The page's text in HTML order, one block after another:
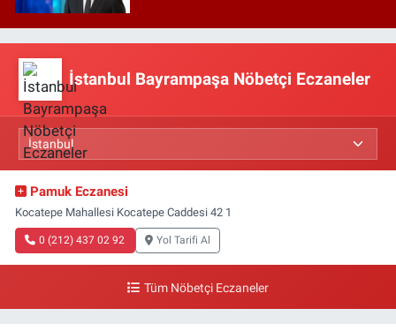
İstanbul Bayrampaşa Nöbetçi Eczaneler
Pamuk Eczanesi
Kocatepe Mahallesi Kocatepe Caddesi 42 1
0 (212) 437 02 92 Yol Tarifi Al
Tüm Nöbetçi Eczaneler